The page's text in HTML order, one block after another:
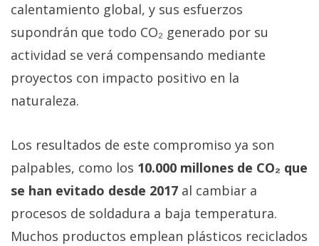
Sobre
nosotros
/
Publicidad
/
Cambiar
de
privacidad
/
Aviso
Legal
calentamiento global, y sus esfuerzos
supondrán que todo CO₂ generado por su
actividad se verá compensando mediante
proyectos con impacto positivo en la
naturaleza.
Los resultados de este compromiso ya son
palpables, como los 10.000 millones de CO₂ que
se han evitado desde 2017 al cambiar a
procesos de soldadura a baja temperatura.
Muchos productos emplean plásticos reciclados